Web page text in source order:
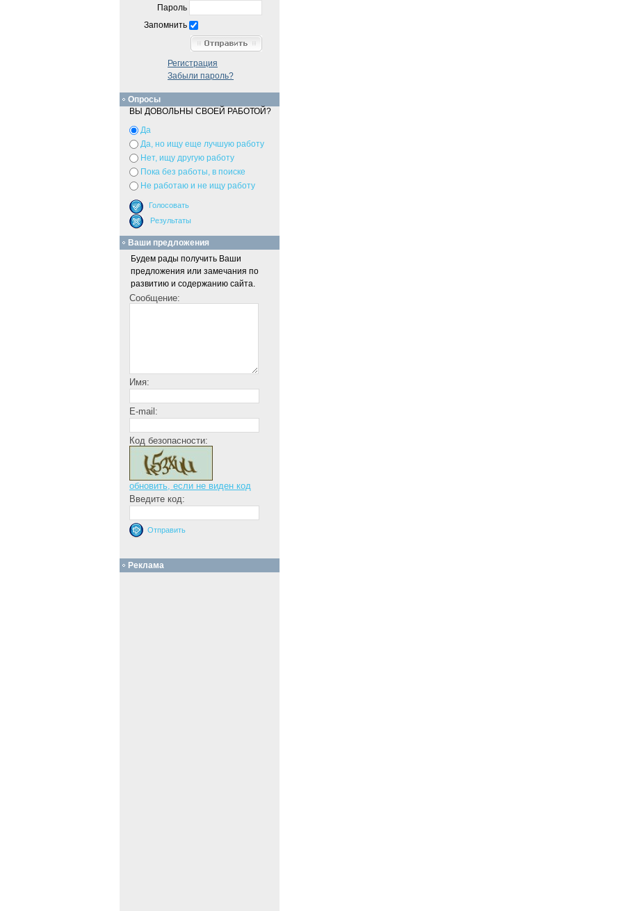
Пароль
Запомнить
Регистрация
Забыли пароль?
Опросы
ВЫ ДОВОЛЬНЫ СВОЕЙ РАБОТОЙ?
Да
Да, но ищу еще лучшую работу
Нет, ищу другую работу
Пока без работы, в поиске
Не работаю и не ищу работу
Ваши предложения
Будем рады получить Ваши
предложения или замечания по
развитию и содержанию сайта.
Сообщение:
Имя:
E-mail:
Код безопасности:
обновить, если не виден код
Введите код:
Реклама